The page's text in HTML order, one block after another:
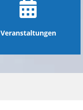
Veranstaltungen